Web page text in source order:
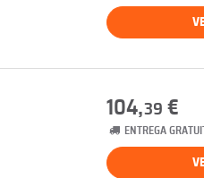
104,39 €
ENTREGA